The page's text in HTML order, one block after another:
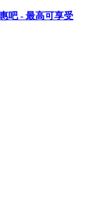
吧 - 最高可享受